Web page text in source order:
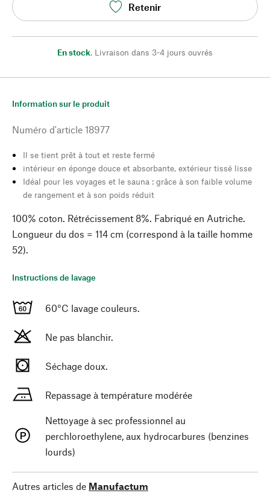
Retenir
En stock, Livraison dans 3-4 jours ouvrés
Information sur le produit
Numéro d'article 18977
Il se tient prêt à tout et reste fermé
intérieur en éponge douce et absorbante, extérieur tissé lisse
Idéal pour les voyages et le sauna : grâce à son faible volume
de rangement et à son poids réduit
100% coton. Rétrécissement 8%. Fabriqué en Autriche.
Longueur du dos = 114 cm (correspond à la taille homme
52).
Instructions de lavage
60°C lavage couleurs.
Ne pas blanchir.
Séchage doux.
Repassage à température modérée
Nettoyage à sec professionnel au
perchloroethylene, aux hydrocarbures (benzines
lourds)
Autres articles de Manufactum